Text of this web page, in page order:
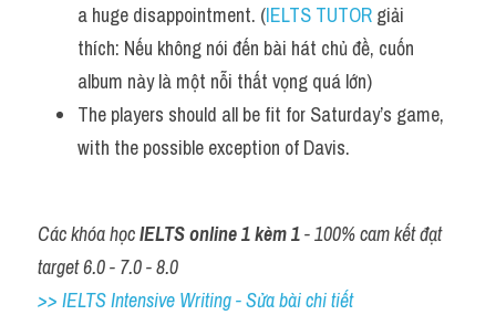
a huge disappointment. (IELTS TUTOR giải
thích: Nếu không nói đến bài hát chủ đề, cuốn
album này là một nỗi thất vọng quá lớn)
The players should all be fit for Saturday’s game,
with the possible exception of Davis.
Các khóa học IELTS online 1 kèm 1 - 100% cam kết đạt
target 6.0 - 7.0 - 8.0
>> IELTS Intensive Writing - Sửa bài chi tiết